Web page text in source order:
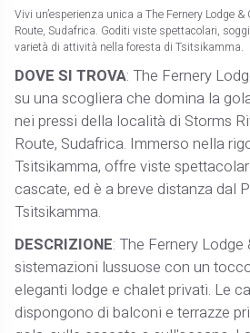
Vivi un’esperienza unica a The Fernery Lodge
Route, Sudafrica. Goditi viste spettacolari,
varietà di attività nella foresta di Tsitsikamma.
DOVE SI TROVA: The Fernery
su una scogliera che domina la
nei pressi della località di Storms
Route, Sudafrica. Immerso nella
Tsitsikamma, offre viste
cascate, ed è a breve distanza dal
Tsitsikamma.
DESCRIZIONE: The Fernery
sistemazioni lussuose con un
eleganti lodge e chalet privati. Le
dispongono di balconi e terrazze